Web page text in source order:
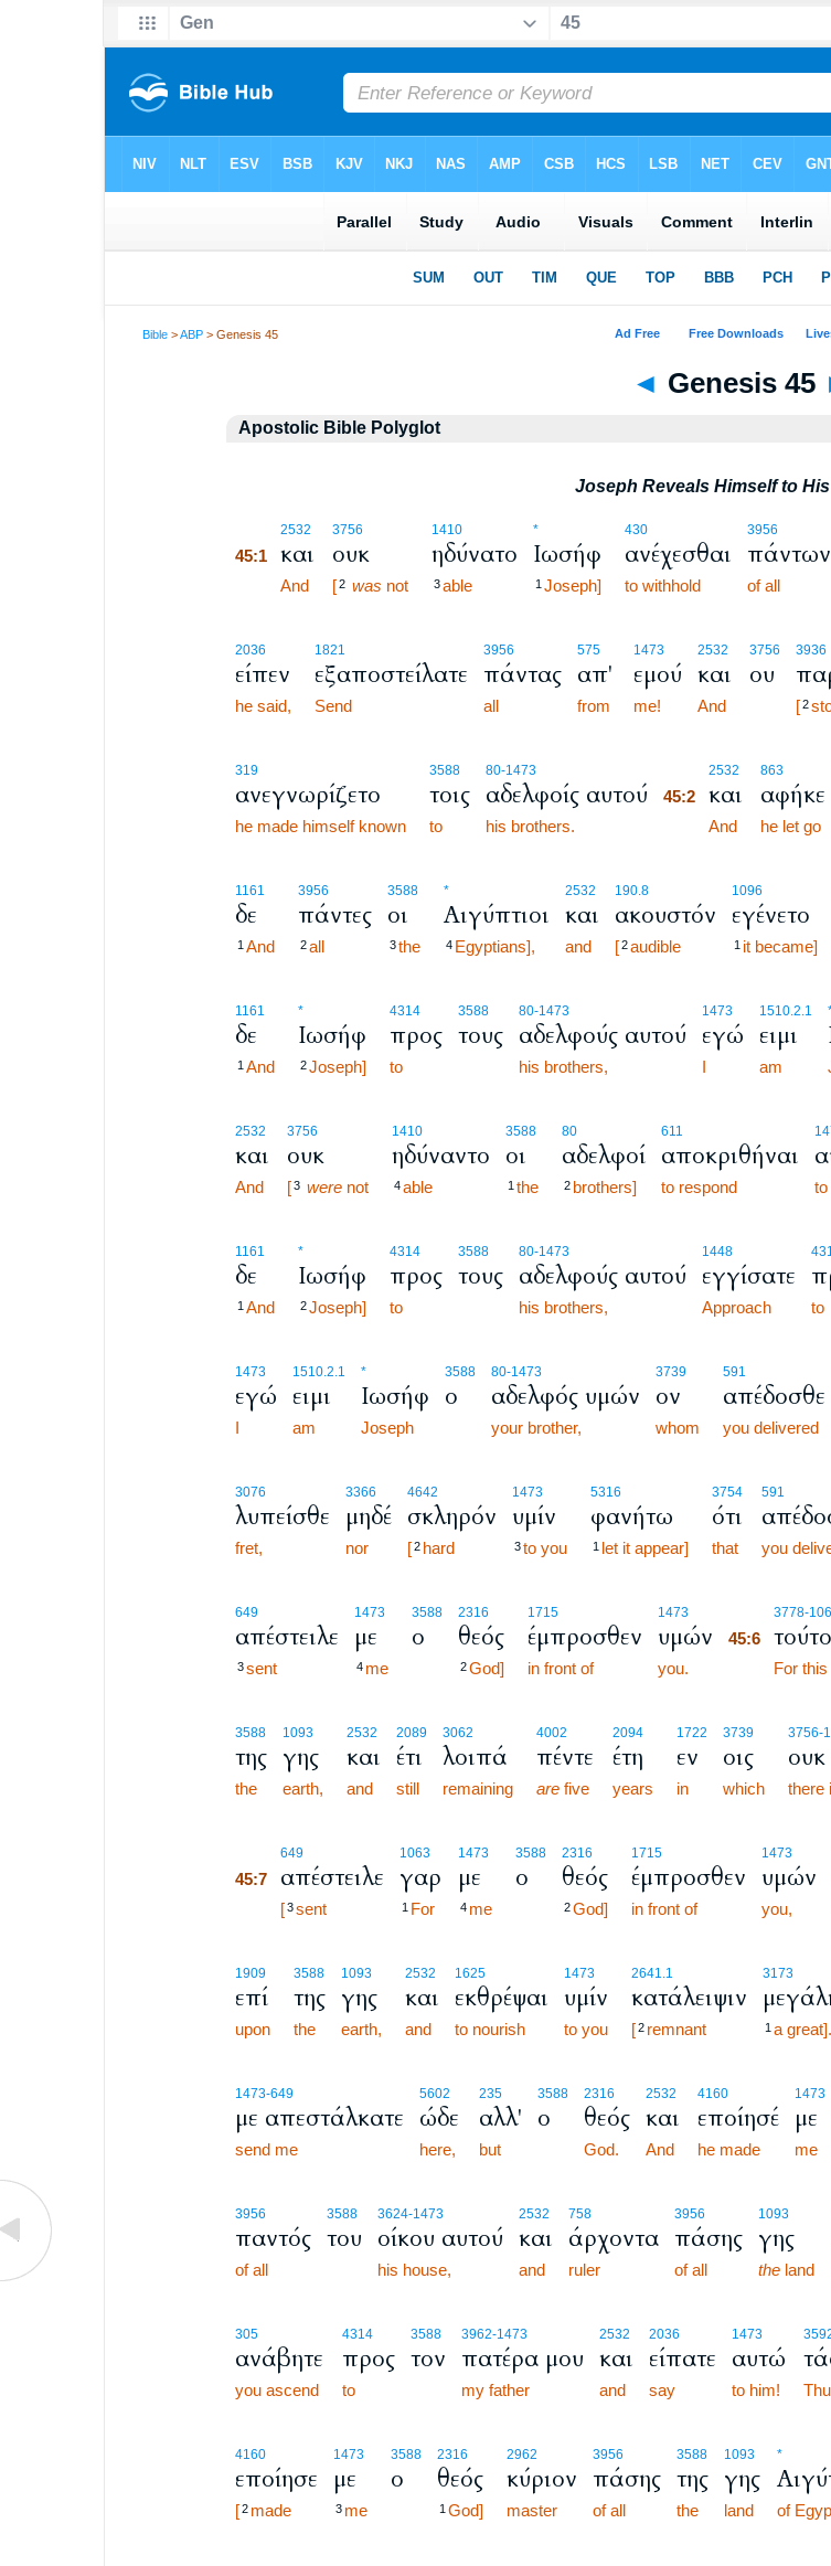
Bible >ABP > Genesis 45
◄ Genesis 45
Apostolic Bible Polyglot
Joseph Reveals Himself to
2532
45:1 και
And
3756
ουκ
[ 2 was not
1410
ηδύνατο
3 able
*
Ιωσήφ
1 Joseph]
430
ανέχεσθαι
to withhold
3956
πάντων
of all
2036
είπεν
he said,
1821
εξαποστείλατε
Send
3956
πάντας
all
575
απ'
from
1473
εμού
me!
2532
και
And
3756
ου
3936
[ 2
319
ανεγνωρίζετο
he made himself known
3588
τοις
to
80-1473
αδελφοίς αυτού
his brothers.
2532
45:2 και
And
863
αφήκε
he let go
1161
δε
1 And
3956
πάντες
2 all
3588
οι
3 the
*
Αιγύπτιοι
4 Egyptians],
2532
και
and
190.8
ακουστόν
[ 2 audible
1096
εγένετο
1 it became]
1161
δε
1 And
*
Ιωσήφ
2 Joseph]
4314
προς
to
3588
τους
80-1473
αδελφούς αυτού
his brothers,
1473
εγώ
I
1510.2.1
ειμι
am
2532
και
And
3756
ουκ
[ 3 werenot
1410
ηδύναντο
4 able
3588
οι
1 the
80
αδελφοί
2 brothers]
611
αποκριθήναι
to respond to
1161
δε
1 And
*
Ιωσήφ
2 Joseph]
4314
προς
to
3588
τους
80-1473
αδελφούς αυτού
his brothers,
1448
εγγίσατε
Approach to
1473
εγώ
I
1510.2.1
ειμι
am
*
Ιωσήφ
Joseph
3588
ο
80-1473
αδελφός υμών
your brother,
3739
ον
whom
591
απέδοσθε
you delivered
3076
λυπείσθε
fret,
3366
μηδέ
nor
4642
σκληρόν
[ 2 hard
1473
υμίν
3 to you
5316
φανήτω
1 let it appear]
3754
ότι
that
591
you
649
απέστειλε
3 sent
1473
με
4 me
3588
ο
2316
θεός
2 God]
1715
έμπροσθεν
in front of
1473
υμών
you.
3778-
45:6
For this
3588
της
the
1093
γης
earth,
2532
και
and
2089
έτι
still
3062
λοιπά
remaining
4002
πέντε
arefive
2094
έτη
years
1722
εν
in
3739
οις
which
3756-
ουκ
there
649
45:7 απέστειλε
[ 3 sent
1063
γαρ
1 For
1473
με
4 me
3588
ο
2316
θεός
2 God]
1715
έμπροσθεν
in front of
1473
υμών
you,
1909
επί
upon
3588
της
the
1093
γης
earth,
2532
και
and
1625
εκθρέψαι
to nourish
1473
υμίν
to you
2641.1
κατάλειψιν
[ 2 remnant
3173
1 a great].
1473-649
με απεστάλκατε
send me
5602
ώδε
here,
235
αλλ'
but
3588
ο
2316
θεός
God.
2532
και
And
4160
εποίησέ
he made
1473
με
me
3956
παντός
of all
3588
του
3624-1473
οίκου αυτού
his house,
2532
και
and
758
άρχοντα
ruler
3956
πάσης
of all
1093
γης
theland
305
ανάβητε
you ascend
4314
προς
to
3588
τον
3962-1473
πατέρα μου
my father
2532
και
and
2036
είπατε
say
1473
αυτώ
to him!
4160
εποίησε
[ 2 made
1473
με
3 me
3588
ο
2316
θεός
1 God]
2962
κύριον
master
3956
πάσης
of all
3588
της
the
1093
γης
land
*
of